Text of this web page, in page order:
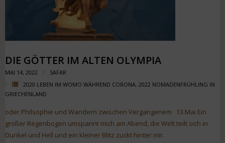
Datenschutz
DIE GÖTTER IM ALTEN OLYMPIA
MAI 14, 2022
SAFAR
2020 LEBEN IM WOMO WÄHREND CORONA, 2022 NOMADENFRÜHLING IN
GRIECHENLAND
oder Philsophie und Wandern zwischen Vergangenem 13.Mai Ein
großer Regenbogen umspannt mich am Abend, die Welt teilt sich in
Dunkel und Hell und ein kleiner Blitz zuckt hinter mir.